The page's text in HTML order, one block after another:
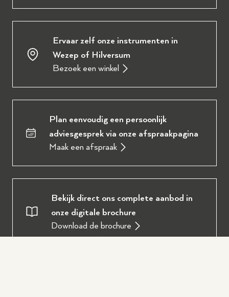
Ervaar zelf onze instrumenten in
Wezep of Hilversum
Bezoek een winkel
Plan eenvoudig een persoonlijk
adviesgesprek via onze afspraakpagina
Maak een afspraak
Bekijk direct ons complete aanbod in
onze digitale brochure
Download de brochure